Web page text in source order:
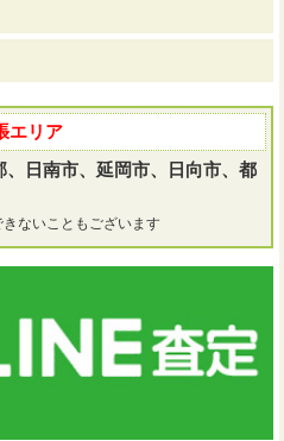
エリア
日南市、延岡市、日向市、都
ないこともございます